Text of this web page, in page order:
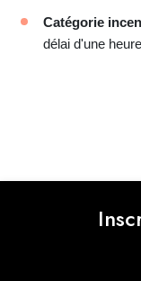
Catégorie
délai d'une